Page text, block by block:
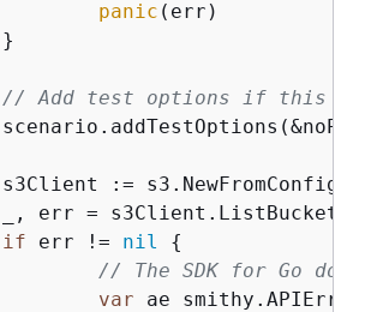
panic (err)
// Add test options if this is
_, err =
if err != nil
{
// The SDK for Go
var ae smithy.APIError